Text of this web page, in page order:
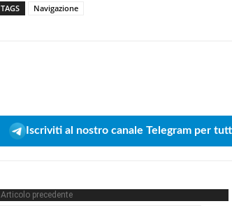
TAGS Navigazione
Iscriviti al nostro canale Telegram per
Articolo precedente